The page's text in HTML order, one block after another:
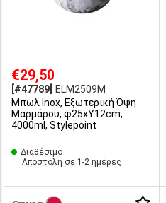
€29,50
[#47789]
ELM2509M
Μπωλ Inox, Εξωτερική Όψη
Μαρμάρου, φ25xΥ12cm,
4000ml, Stylepoint
Διαθέσιμο
Αποστολή σε 1-2 ημέρες